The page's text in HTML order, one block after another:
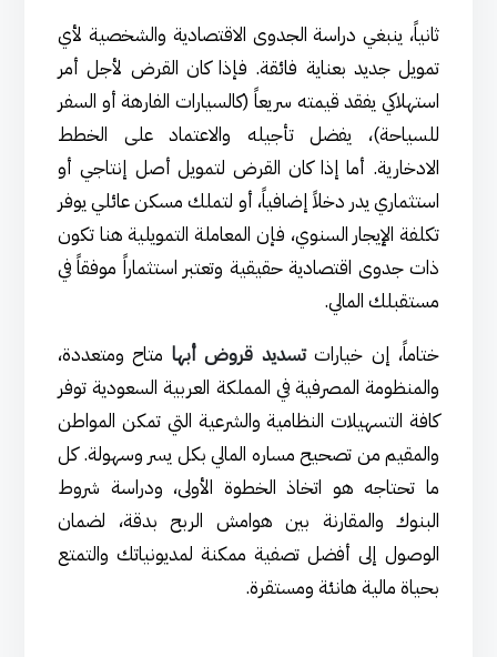
ثانياً، ينبغي دراسة الجدوى الاقتصادية والشخصية لأي
تمويل جديد بعناية فائقة. فإذا كان القرض لأجل أمر
استهلاكي يفقد قيمته سريعاً (كالسيارات الفارهة أو السفر
للسياحة)، يفضل تأجيله والاعتماد على الخطط
الادخارية. أما إذا كان القرض لتمويل أصل إنتاجي أو
استثماري يدر دخلاً إضافياً، أو لتملك مسكن عائلي يوفر
تكلفة الإيجار السنوي، فإن المعاملة التمويلية هنا تكون
ذات جدوى اقتصادية حقيقية وتعتبر استثماراً موفقاً في
مستقبلك المالي.
ختاماً، إن خياراتتسديد قروض أبها متاح ومتعددة،
والمنظومة المصرفية في المملكة العربية السعودية توفر
كافة التسهيلات النظامية والشرعية التي تمكن المواطن
والمقيم من تصحيح مساره المالي بكل يسر وسهولة. كل
ما تحتاجه هو اتخاذ الخطوة الأولى، ودراسة شروط
البنوك والمقارنة بين هوامش الربح بدقة، لضمان
الوصول إلى أفضل تصفية ممكنة لمديونياتك والتمتع
بحياة مالية هانئة ومستقرة.